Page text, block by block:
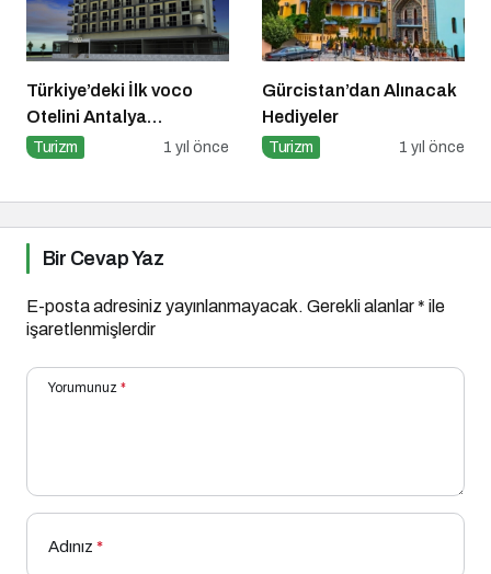
Türkiye’deki İlk voco
Otelini Antalya
Konyaaltı’nda Açıyor
Turizm 1 yıl önce
Gürcistan’dan Alınacak
Hediyeler
Turizm 1 yıl önce
Bir Cevap Yaz
E-posta adresiniz yayınlanmayacak. Gerekli alanlar* ile
işaretlenmişlerdir
Yorumunuz *
Adınız *